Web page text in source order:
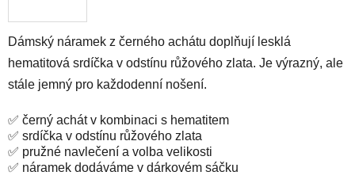
Dámský náramek z černého achátu doplňují lesklá
hematitová srdíčka v odstínu růžového zlata. Je výrazný, ale
stále jemný pro každodenní nošení.
✅ černý achát v kombinaci s hematitem
✅ srdíčka v odstínu růžového zlata
✅ pružné navlečení a volba velikosti
✅ náramek dodáváme v dárkovém sáčku